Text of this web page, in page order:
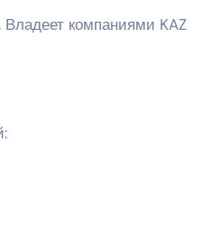
компаниями KAZ